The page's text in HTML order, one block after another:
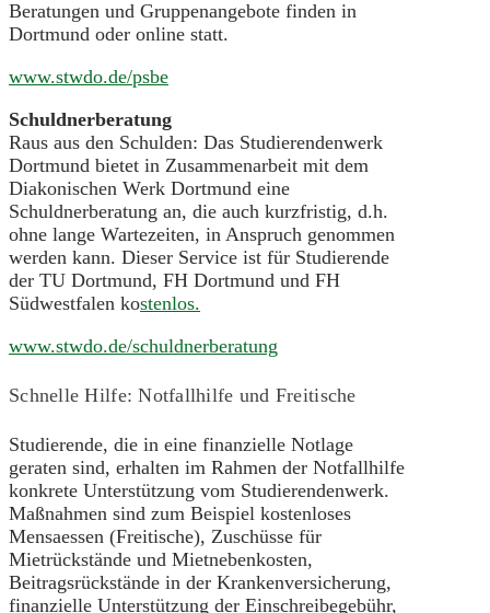
Beratungen und Gruppenangebote finden in
Dortmund oder online statt.
www.stwdo.de/psbe
Schuldnerberatung
Raus aus den Schulden: Das Studierendenwerk
Dortmund bietet in Zusammenarbeit mit dem
Diakonischen Werk Dortmund eine
Schuldnerberatung an, die auch kurzfristig, d.h.
ohne lange Wartezeiten, in Anspruch genommen
werden kann. Dieser Service ist für Studierende
der TU Dortmund, FH Dortmund und FH
Südwestfalen kostenlos.
www.stwdo.de/schuldnerberatung
Schnelle Hilfe: Notfallhilfe und Freitische
Studierende, die in eine finanzielle Notlage
geraten sind, erhalten im Rahmen der Notfallhilfe
konkrete Unterstützung vom Studierendenwerk.
Maßnahmen sind zum Beispiel kostenloses
Mensaessen (Freitische), Zuschüsse für
Mietrückstände und Mietnebenkosten,
Beitragsrückstände in der Krankenversicherung,
finanzielle Unterstützung der Einschreibegebühr,